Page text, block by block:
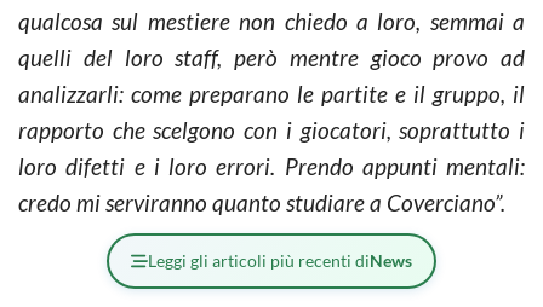
qualcosa sul mestiere non chiedo a loro, semmai a
quelli del loro staff, però mentre gioco provo ad
analizzarli: come preparano le partite e il gruppo, il
rapporto che scelgono con i giocatori, soprattutto i
loro difetti e i loro errori. Prendo appunti mentali:
credo mi serviranno quanto studiare a Coverciano”.
Leggi gli articoli più recenti diNews